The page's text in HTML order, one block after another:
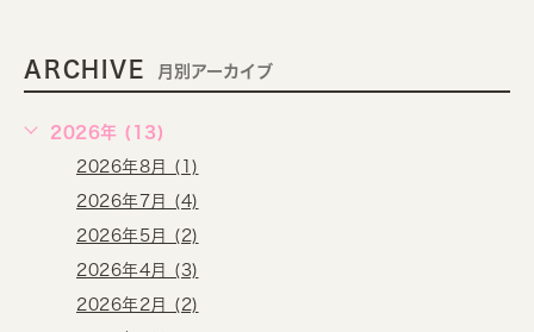
ARCHIVE 月別アーカイブ
2026年 (13)
2026年8月 (1)
2026年7月 (4)
2026年5月 (2)
2026年4月 (3)
2026年2月 (2)